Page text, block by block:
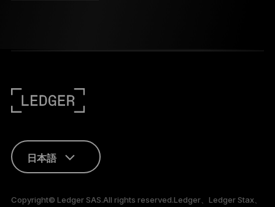
日本語
Copyright© Ledger SAS.All rights reserved.Ledger、Ledger Stax、